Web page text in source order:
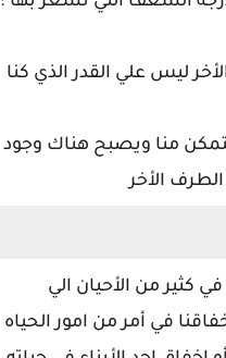
ليس علي القدر الذي كنا
منا ويصبح هناك وجود
الأخر
كثير من الأحيان الي
في أمر من امور الحياه